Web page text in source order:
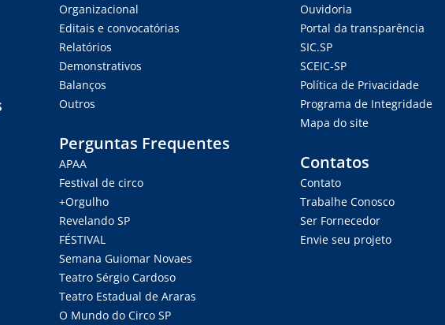
Organizacional
Editais e convocatórias
Relatórios
Demonstrativos
Balanços
Outros
Perguntas Frequentes
APAA
Festival de circo
+Orgulho
Revelando SP
FÉSTIVAL
Semana Guiomar Novaes
Teatro Sérgio Cardoso
Teatro Estadual de Araras
O Mundo do Circo SP
Ouvidoria
Portal da transparência
SIC.SP
SCEIC-SP
Política de Privacidade
Programa de Integridade
Mapa do site
Contatos
Contato
Trabalhe Conosco
Ser Fornecedor
Envie seu projeto